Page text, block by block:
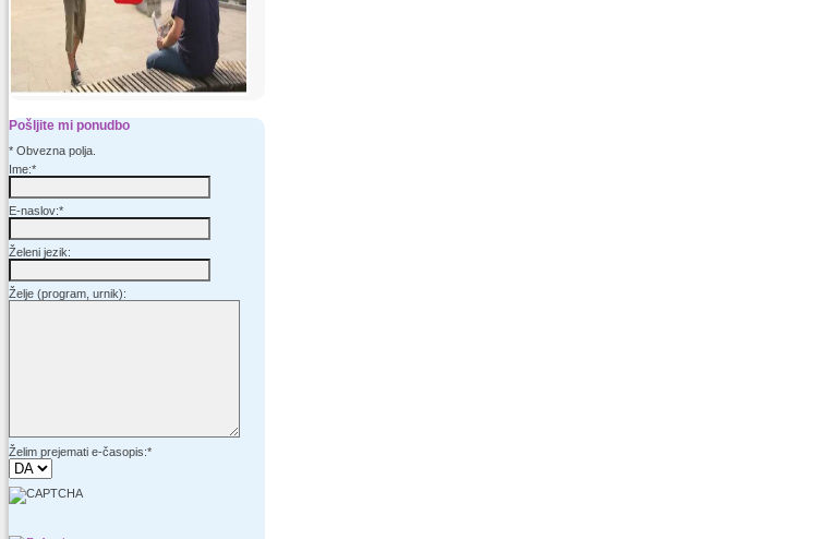
Pošljite mi ponudbo
* Obvezna polja.
Ime:*
E-naslov:*
Želeni jezik:
Želje (program, urnik):
Želim prejemati e-časopis:*